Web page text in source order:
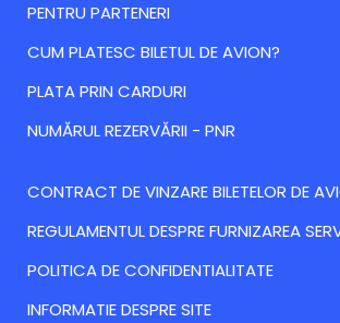
PENTRU PARTENERI
CUM PLATESC BILETUL DE AVION?
PLATA PRIN CARDURI
NUMĂRUL REZERVĂRII - PNR
CONTRACT DE VINZARE BILETELOR DE
REGULAMENTUL DESPRE FURNIZAREA
POLITICA DE CONFIDENTIALITATE
INFORMATIE DESPRE SITE